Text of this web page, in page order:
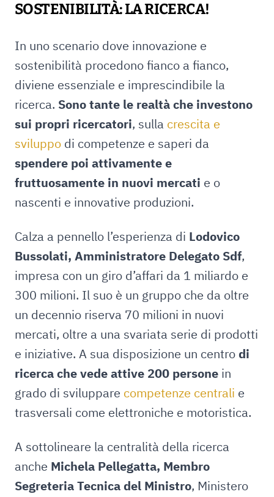
SOSTENIBILITÀ: LA RICERCA!
In uno scenario dove innovazione e
sostenibilità procedono fianco a fianco,
diviene essenziale e imprescindibile la
ricerca. Sono tante le realtà che investono
sui propri ricercatori, sulla crescita e
sviluppo di competenze e saperi da
spendere poi attivamente e
fruttuosamente in nuovi mercati e o
nascenti e innovative produzioni.
Calza a pennello l’esperienza di Lodovico
Bussolati, Amministratore Delegato Sdf,
impresa con un giro d’affari da 1 miliardo e
300 milioni. Il suo è un gruppo che da oltre
un decennio riserva 70 milioni in nuovi
mercati, oltre a una svariata serie di prodotti
e iniziative. A sua disposizione un centro di
ricerca che vede attive 200 persone in
grado di sviluppare competenze centrali e
trasversali come elettroniche e motoristica.
A sottolineare la centralità della ricerca
anche Michela Pellegatta, Membro
Segreteria Tecnica del Ministro, Ministero